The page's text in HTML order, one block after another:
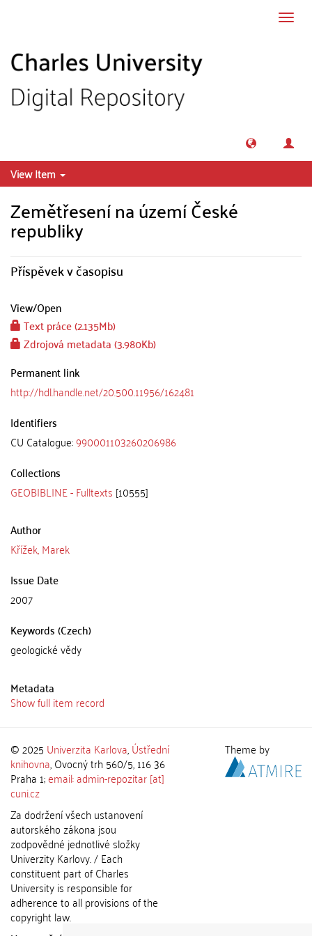
View Item
Zemětřesení na území České
republiky
Příspěvek v časopisu
View/Open
Text práce (2.135Mb)
Zdrojová metadata (3.980Kb)
Permanent link
http://hdl.handle.net/20.500.11956/162481
Identifiers
CU Catalogue:990001103260206986
Collections
GEOBIBLINE - Fulltexts [10555]
Author
Křížek, Marek
Issue Date
2007
Keywords (Czech)
geologické vědy
Metadata
Show full item record
© 2025 Univerzita Karlova,Ústřední
knihovna, Ovocný trh 560/5, 116 36
Praha 1;email: admin-repozitar [at]
cuni.cz
Za dodržení všech ustanovení
autorského zákona jsou
zodpovědné jednotlivé složky
Univerzity Karlovy. / Each
constituent part of Charles
University is responsible for
adherence to all provisions of the
copyright law.
Theme by